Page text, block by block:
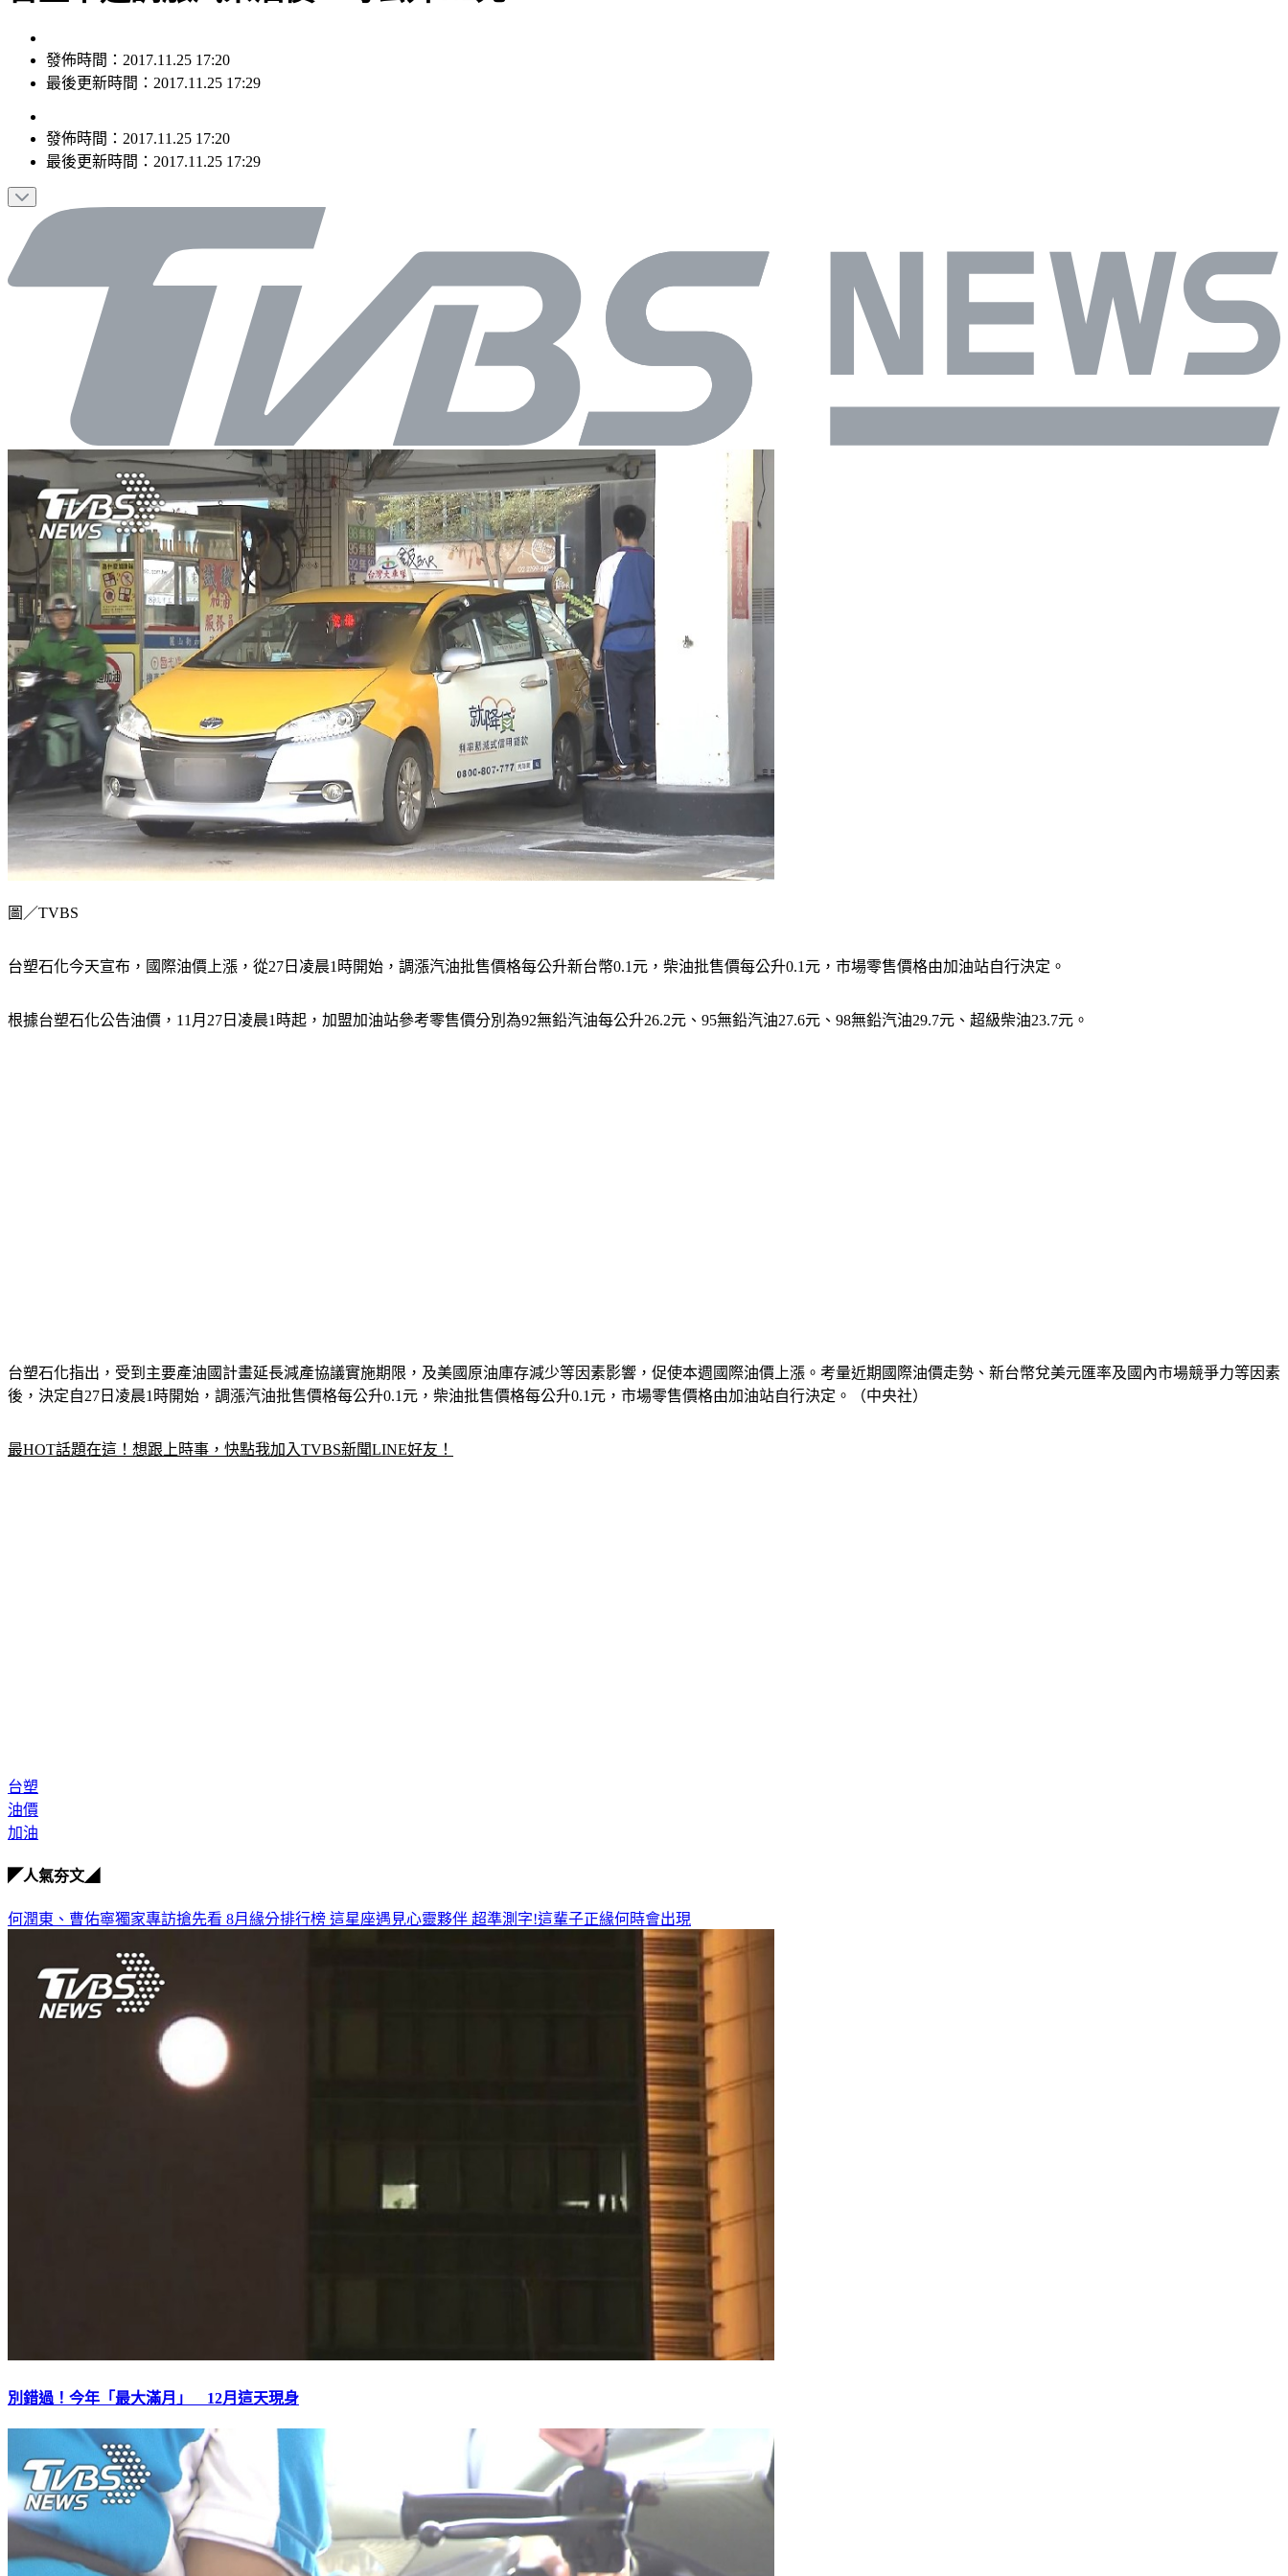
發佈時間：2017.11.25 17:20
最後更新時間：2017.11.25 17:29
發佈時間： 2017.11.25 17:20
最後更新時間： 2017.11.25 17:29
圖／TVBS
台塑石化今天宣布，國際油價上漲，從27日凌晨1時開始，調漲汽油批售價格每公升新台幣0.1元，柴油批售價每公升0.1元，市場零售價格由加油站自行決定。
根據台塑石化公告油價，11月27日凌晨1時起，加盟加油站參考零售價分別為92無鉛汽油每公升26.2元、95無鉛汽油27.6元、98無鉛汽油29.7元、超級柴油23.7元。
台塑石化指出，受到主要產油國計畫延長減產協議實施期限，及美國原油庫存減少等因素影響，促使本週國際油價上漲。考量近期國際油價走勢、新台幣兌美元匯率及國內市場競爭力等因素
後，決定自27日凌晨1時開始，調漲汽油批售價格每公升0.1元，柴油批售價格每公升0.1元，市場零售價格由加油站自行決定。（中央社）
最HOT話題在這！想跟上時事，快點我加入TVBS新聞LINE好友！
台塑
油價
加油
◤人氣夯文◢
何潤東、曹佑寧獨家專訪搶先看 8月緣分排行榜 這星座遇見心靈夥伴 超準測字!這輩子正緣何時會出現
別錯過！今年「最大滿月」 12月這天現身